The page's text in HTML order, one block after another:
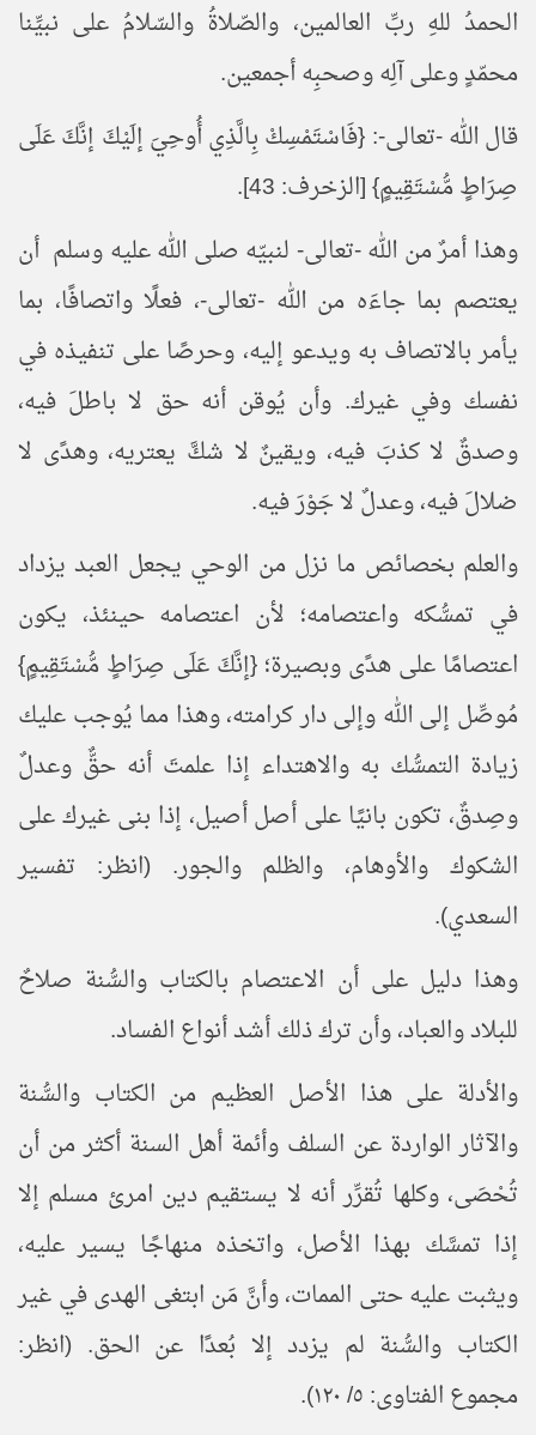
الحمدُ للهِ ربِّ العالمين، والصّلاةُ والسّلامُ على نبيِّنا
محمّدٍ وعلى آلِه وصحبِه أجمعين.
قال الله -تعالى-: {فَاسْتَمْسِكْ بِالَّذِي أُوحِيَ إلَيْكَ إنَّكَ عَلَى
صِرَاطٍ مُّسْتَقِيمٍ} [الزخرف: 43].
وهذا أمرٌ من الله -تعالى- لنبيّه صلى الله عليه وسلم أن
يعتصم بما جاءَه من الله -تعالى-، فعلًا واتصافًا، بما
يأمر بالاتصاف به ويدعو إليه، وحرصًا على تنفيذه في
نفسك وفي غيرك. وأن يُوقن أنه حق لا باطلَ فيه،
وصدقٌ لا كذبَ فيه، ويقينٌ لا شكَّ يعتريه، وهدًى لا
ضلالَ فيه، وعدلٌ لا جَوْرَ فيه.
والعلم بخصائص ما نزل من الوحي يجعل العبد يزداد
في تمسُّكه واعتصامه؛ لأن اعتصامه حينئذ، يكون
اعتصامًا على هدًى وبصيرة؛ {إنَّكَ عَلَى صِرَاطٍ مُّسْتَقِيمٍ}
مُوصِّل إلى الله وإلى دار كرامته، وهذا مما يُوجب عليك
زيادة التمسُّك به والاهتداء إذا علمتَ أنه حقٌّ وعدلٌ
وصِدقٌ، تكون بانيًا على أصل أصيل، إذا بنى غيرك على
الشكوك والأوهام، والظلم والجور. (انظر: تفسير
السعدي).
وهذا دليل على أن الاعتصام بالكتاب والسُّنة صلاحٌ
للبلاد والعباد، وأن ترك ذلك أشد أنواع الفساد.
والأدلة على هذا الأصل العظيم من الكتاب والسُّنة
والآثار الواردة عن السلف وأئمة أهل السنة أكثر من أن
تُحْصَى، وكلها تُقرِّر أنه لا يستقيم دين امرئ مسلم إلا
إذا تمسَّك بهذا الأصل، واتخذه منهاجًا يسير عليه،
ويثبت عليه حتى الممات، وأنَّ مَن ابتغى الهدى في غير
الكتاب والسُّنة لم يزدد إلا بُعدًا عن الحق. (انظر:
مجموع الفتاوى: ٥/ ١٢٠).